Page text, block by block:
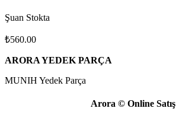
Şuan Stokta
₺560.00
ARORA YEDEK PARÇA
MUNIH Yedek Parça
Arora © Online Satış